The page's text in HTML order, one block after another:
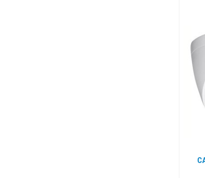
CAMERA DH-HAC-HDW1200EMP